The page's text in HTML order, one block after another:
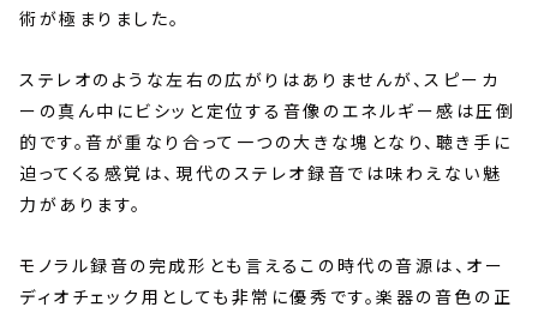
術が極まりました。
ステレオのような左右の広がりはありませんが、スピーカ
ーの真ん中にビシッと定位する音像のエネルギー感は圧倒
的です。音が重なり合って一つの大きな塊となり、聴き手に
迫ってくる感覚は、現代のステレオ録音では味わえない魅
力があります。
モノラル録音の完成形とも言えるこの時代の音源は、オー
ディオチェック用としても非常に優秀です。楽器の音色の正